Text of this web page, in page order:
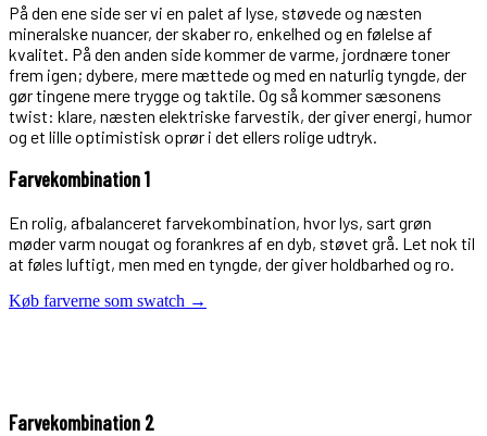
På den ene side ser vi en palet af lyse, støvede og næsten
mineralske nuancer, der skaber ro, enkelhed og en følelse af
kvalitet. På den anden side kommer de varme, jordnære toner
frem igen; dybere, mere mættede og med en naturlig tyngde, der
gør tingene mere trygge og taktile. Og så kommer sæsonens
twist: klare, næsten elektriske farvestik, der giver energi, humor
og et lille optimistisk oprør i det ellers rolige udtryk.
Farvekombination 1
En rolig, afbalanceret farvekombination, hvor lys, sart grøn
møder varm nougat og forankres af en dyb, støvet grå. Let nok til
at føles luftigt, men med en tyngde, der giver holdbarhed og ro.
Køb farverne som swatch →
Farvekombination 2